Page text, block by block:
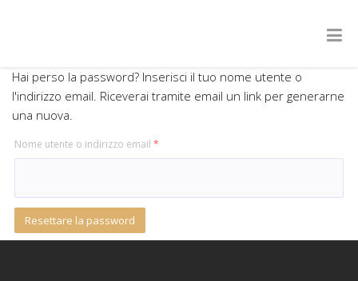
Hai perso la password? Inserisci il tuo nome utente o
l'indirizzo email. Riceverai tramite email un link per generarne
una nuova.
Nome utente o indirizzo email *
Resettare la password